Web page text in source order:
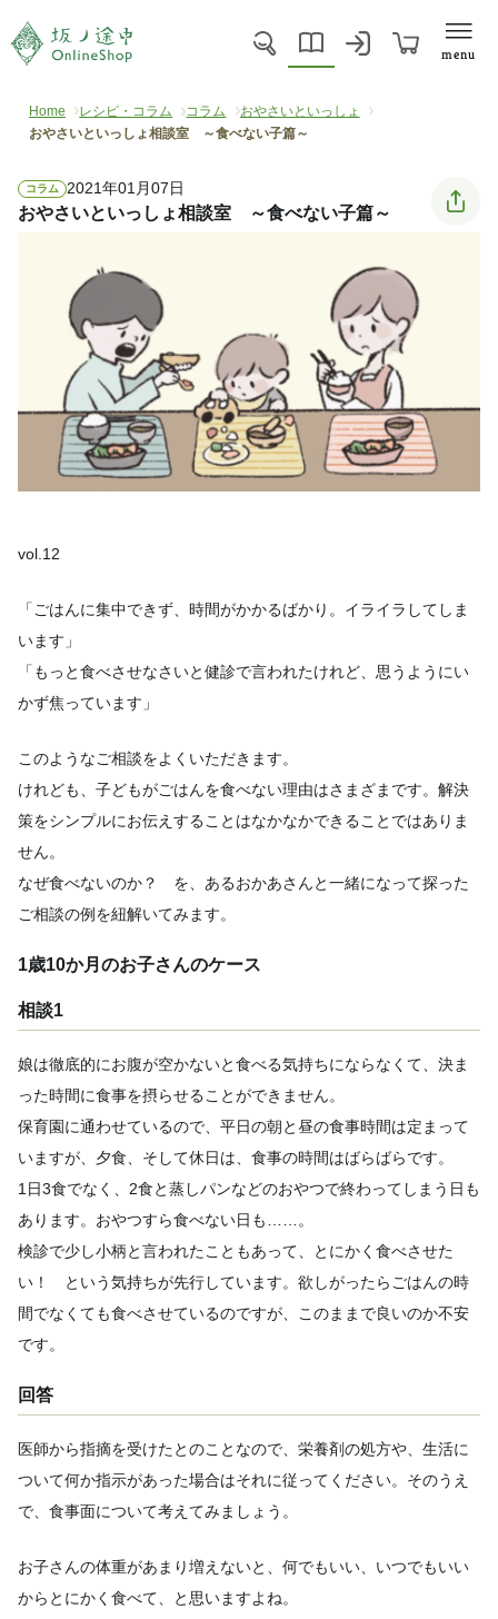
menu
Home レシピ・コラム コラム
おやさいといっしょ
おやさいといっしょ相談室 ～食べない子篇～
コラム 2021年01月07日
おやさいといっしょ相談室 ～食べない子篇～
vol.12
「ごはんに集中できず、時間がかかるばかり。イライラしてしま
います」
「もっと食べさせなさいと健診で言われたけれど、思うようにい
かず焦っています」
このようなご相談をよくいただきます。
けれども、子どもがごはんを食べない理由はさまざまです。解決
策をシンプルにお伝えすることはなかなかできることではありま
せん。
なぜ食べないのか？ を、あるおかあさんと一緒になって探った
ご相談の例を紐解いてみます。
1歳10か月のお子さんのケース
相談1
娘は徹底的にお腹が空かないと食べる気持ちにならなくて、決ま
った時間に食事を摂らせることができません。
保育園に通わせているので、平日の朝と昼の食事時間は定まって
いますが、夕食、そして休日は、食事の時間はばらばらです。
1日3食でなく、2食と蒸しパンなどのおやつで終わってしまう日も
あります。おやつすら食べない日も……。
検診で少し小柄と言われたこともあって、とにかく食べさせた
い！ という気持ちが先行しています。欲しがったらごはんの時
間でなくても食べさせているのですが、このままで良いのか不安
です。
回答
医師から指摘を受けたとのことなので、栄養剤の処方や、生活に
ついて何か指示があった場合はそれに従ってください。そのうえ
で、食事面について考えてみましょう。
お子さんの体重があまり増えないと、何でもいい、いつでもいい
からとにかく食べて、と思いますよね。